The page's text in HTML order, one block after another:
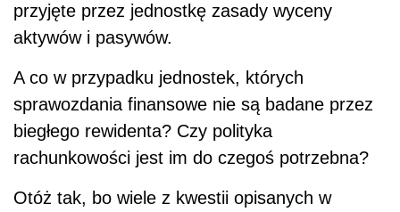
przyjęte przez jednostkę zasady wyceny
aktywów i pasywów.
A co w przypadku jednostek, których
sprawozdania finansowe nie są badane przez
biegłego rewidenta? Czy polityka
rachunkowości jest im do czegoś potrzebna?
Otóż tak, bo wiele z kwestii opisanych w